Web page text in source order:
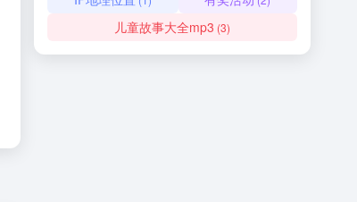
儿童故事大全mp3 (3)